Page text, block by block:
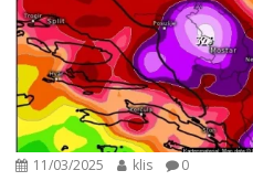
11/03/2025 klis 0